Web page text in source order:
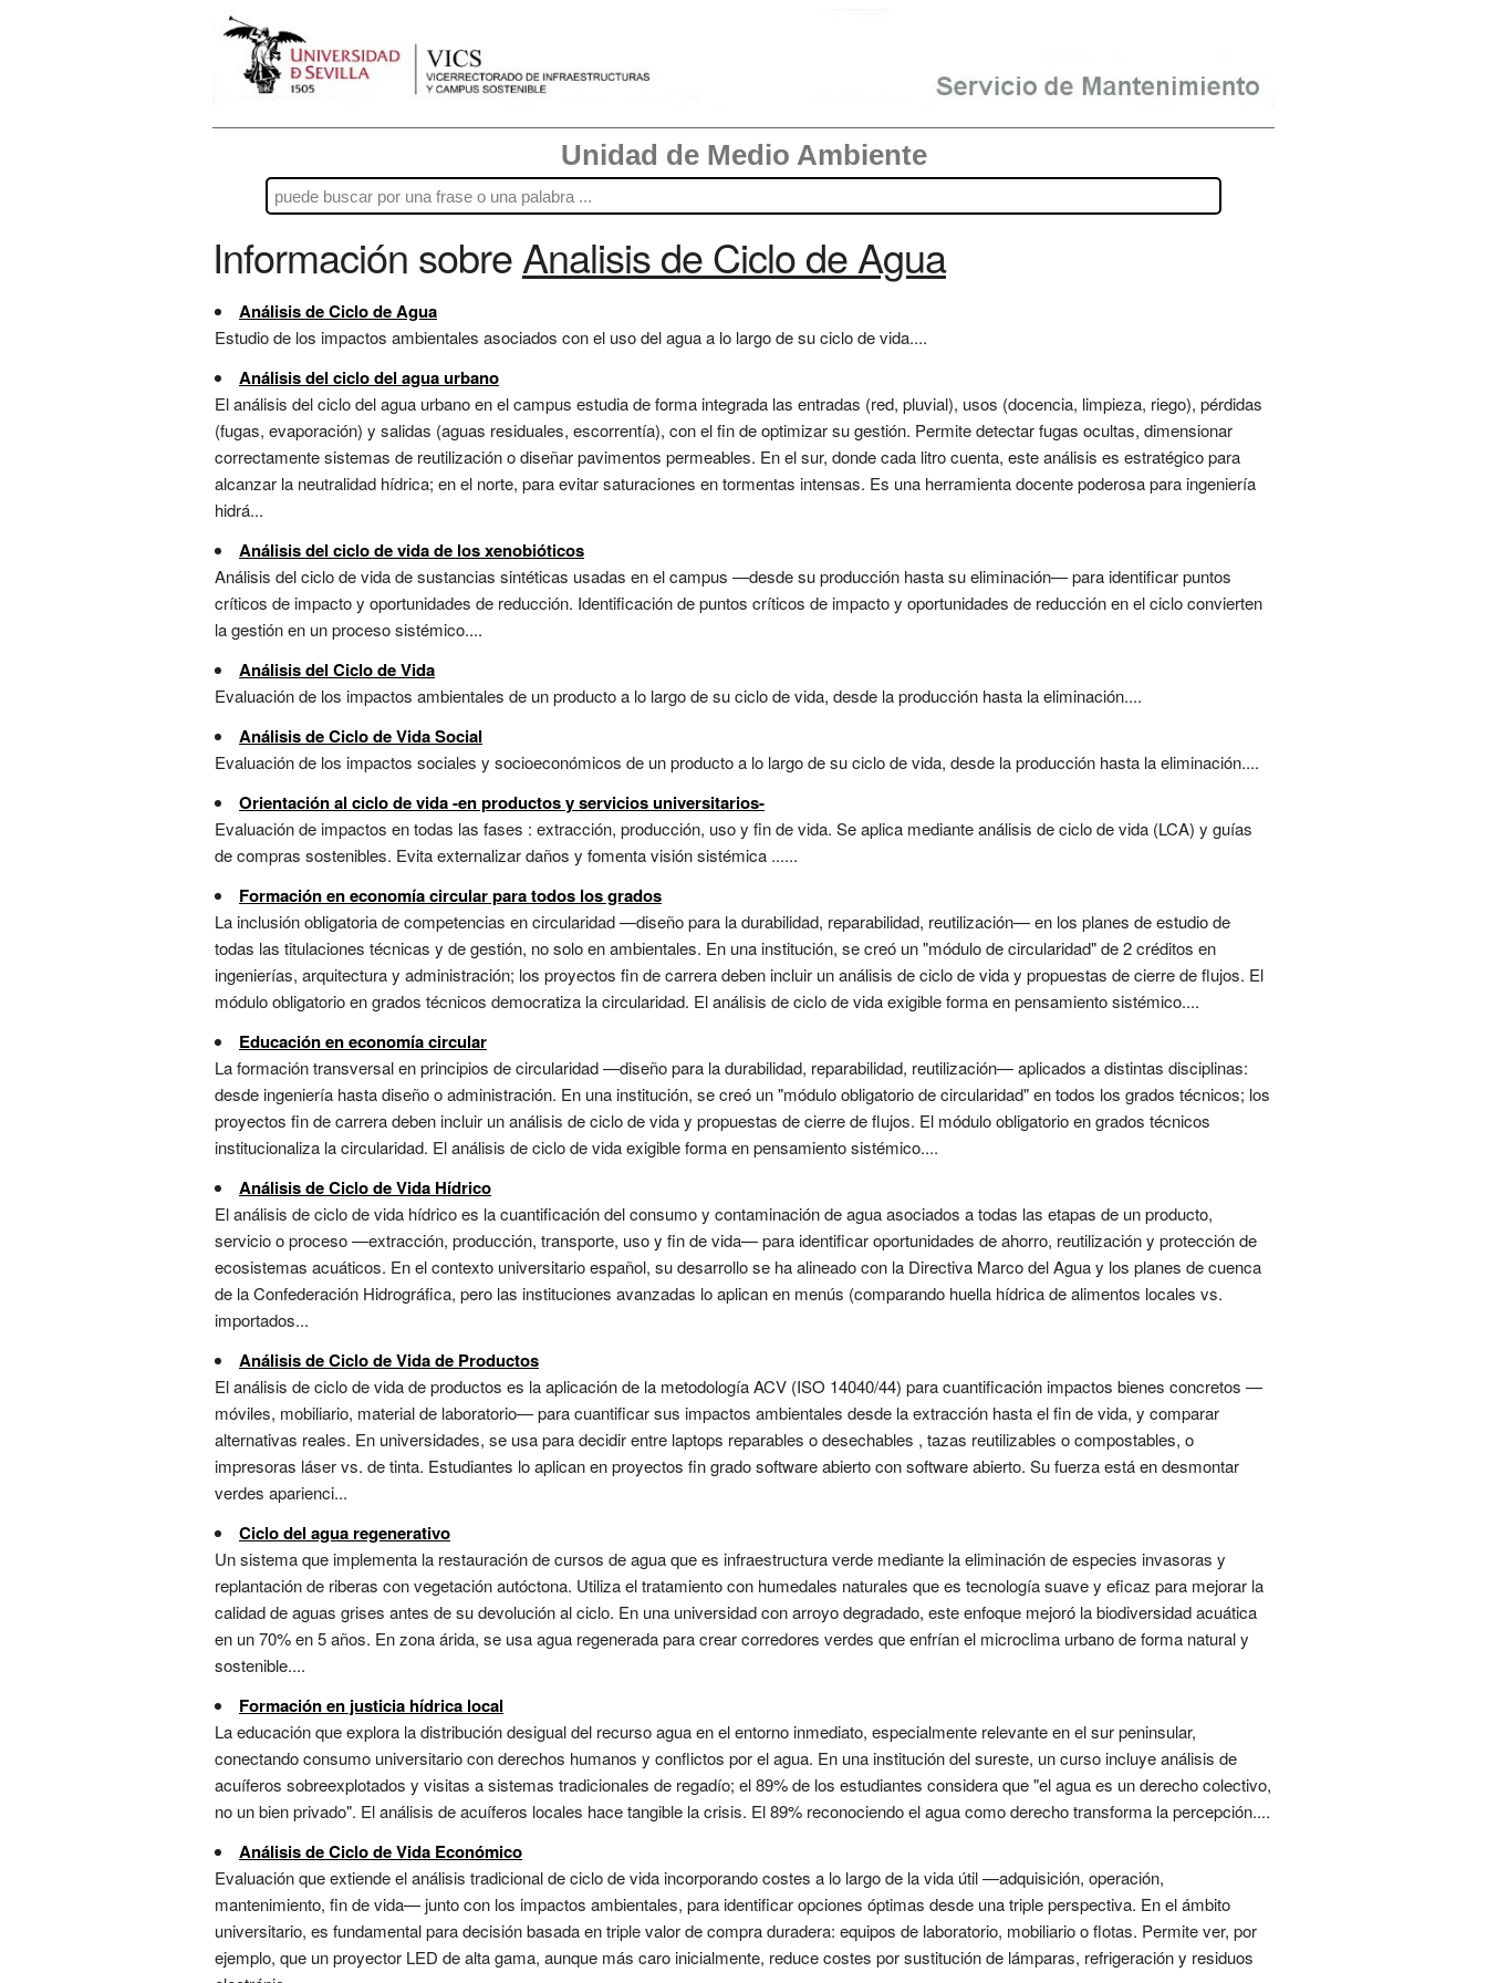
Unidad de Medio Ambiente
Información sobreAnalisis de Ciclo de Agua
Análisis de Ciclo de Agua
Estudio de los impactos ambientales asociados con el uso del agua a lo largo de su ciclo de vida....
Análisis del ciclo del agua urbano
El análisis del ciclo del agua urbano en el campus estudia de forma integrada las entradas (red, pluvial), usos (docencia, limpieza, riego), pérdidas
(fugas, evaporación) y salidas (aguas residuales, escorrentía), con el fin de optimizar su gestión. Permite detectar fugas ocultas, dimensionar
correctamente sistemas de reutilización o diseñar pavimentos permeables. En el sur, donde cada litro cuenta, este análisis es estratégico para
alcanzar la neutralidad hídrica; en el norte, para evitar saturaciones en tormentas intensas. Es una herramienta docente poderosa para ingeniería
hidrá...
Análisis del ciclo de vida de los xenobióticos
Análisis del ciclo de vida de sustancias sintéticas usadas en el campus —desde su producción hasta su eliminación— para identificar puntos
críticos de impacto y oportunidades de reducción. Identificación de puntos críticos de impacto y oportunidades de reducción en el ciclo convierten
la gestión en un proceso sistémico....
Análisis del Ciclo de Vida
Evaluación de los impactos ambientales de un producto a lo largo de su ciclo de vida, desde la producción hasta la eliminación....
Análisis de Ciclo de Vida Social
Evaluación de los impactos sociales y socioeconómicos de un producto a lo largo de su ciclo de vida, desde la producción hasta la eliminación....
Orientación al ciclo de vida -en productos y servicios universitarios-
Evaluación de impactos en todas las fases : extracción, producción, uso y fin de vida. Se aplica mediante análisis de ciclo de vida (LCA) y guías
de compras sostenibles. Evita externalizar daños y fomenta visión sistémica ......
Formación en economía circular para todos los grados
La inclusión obligatoria de competencias en circularidad —diseño para la durabilidad, reparabilidad, reutilización— en los planes de estudio de
todas las titulaciones técnicas y de gestión, no solo en ambientales. En una institución, se creó un "módulo de circularidad" de 2 créditos en
ingenierías, arquitectura y administración; los proyectos fin de carrera deben incluir un análisis de ciclo de vida y propuestas de cierre de flujos. El
módulo obligatorio en grados técnicos democratiza la circularidad. El análisis de ciclo de vida exigible forma en pensamiento sistémico....
Educación en economía circular
La formación transversal en principios de circularidad —diseño para la durabilidad, reparabilidad, reutilización— aplicados a distintas disciplinas:
desde ingeniería hasta diseño o administración. En una institución, se creó un "módulo obligatorio de circularidad" en todos los grados técnicos; los
proyectos fin de carrera deben incluir un análisis de ciclo de vida y propuestas de cierre de flujos. El módulo obligatorio en grados técnicos
institucionaliza la circularidad. El análisis de ciclo de vida exigible forma en pensamiento sistémico....
Análisis de Ciclo de Vida Hídrico
El análisis de ciclo de vida hídrico es la cuantificación del consumo y contaminación de agua asociados a todas las etapas de un producto,
servicio o proceso —extracción, producción, transporte, uso y fin de vida— para identificar oportunidades de ahorro, reutilización y protección de
ecosistemas acuáticos. En el contexto universitario español, su desarrollo se ha alineado con la Directiva Marco del Agua y los planes de cuenca
de la Confederación Hidrográfica, pero las instituciones avanzadas lo aplican en menús (comparando huella hídrica de alimentos locales vs.
importados...
Análisis de Ciclo de Vida de Productos
El análisis de ciclo de vida de productos es la aplicación de la metodología ACV (ISO 14040/44) para cuantificación impactos bienes concretos —
móviles, mobiliario, material de laboratorio— para cuantificar sus impactos ambientales desde la extracción hasta el fin de vida, y comparar
alternativas reales. En universidades, se usa para decidir entre laptops reparables o desechables , tazas reutilizables o compostables, o
impresoras láser vs. de tinta. Estudiantes lo aplican en proyectos fin grado software abierto con software abierto. Su fuerza está en desmontar
verdes aparienci...
Ciclo del agua regenerativo
Un sistema que implementa la restauración de cursos de agua que es infraestructura verde mediante la eliminación de especies invasoras y
replantación de riberas con vegetación autóctona. Utiliza el tratamiento con humedales naturales que es tecnología suave y eficaz para mejorar la
calidad de aguas grises antes de su devolución al ciclo. En una universidad con arroyo degradado, este enfoque mejoró la biodiversidad acuática
en un 70% en 5 años. En zona árida, se usa agua regenerada para crear corredores verdes que enfrían el microclima urbano de forma natural y
sostenible....
Formación en justicia hídrica local
La educación que explora la distribución desigual del recurso agua en el entorno inmediato, especialmente relevante en el sur peninsular,
conectando consumo universitario con derechos humanos y conflictos por el agua. En una institución del sureste, un curso incluye análisis de
acuíferos sobreexplotados y visitas a sistemas tradicionales de regadío; el 89% de los estudiantes considera que "el agua es un derecho colectivo,
no un bien privado". El análisis de acuíferos locales hace tangible la crisis. El 89% reconociendo el agua como derecho transforma la percepción....
Análisis de Ciclo de Vida Económico
Evaluación que extiende el análisis tradicional de ciclo de vida incorporando costes a lo largo de la vida útil —adquisición, operación,
mantenimiento, fin de vida— junto con los impactos ambientales, para identificar opciones óptimas desde una triple perspectiva. En el ámbito
universitario, es fundamental para decisión basada en triple valor de compra duradera: equipos de laboratorio, mobiliario o flotas. Permite ver, por
ejemplo, que un proyector LED de alta gama, aunque más caro inicialmente, reduce costes por sustitución de lámparas, refrigeración y residuos